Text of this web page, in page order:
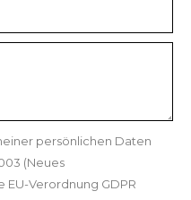
persönlichen Daten
(Neues
Verordnung GDPR